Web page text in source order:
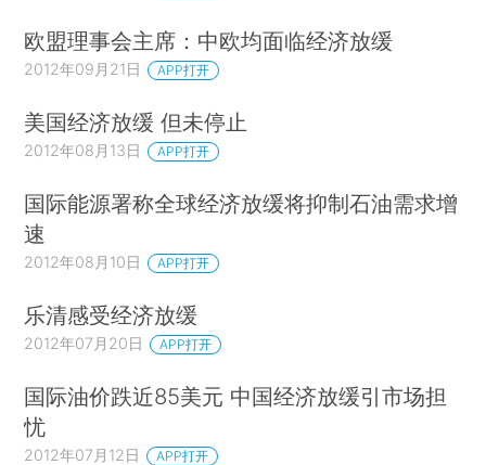
欧盟理事会主席：中欧均面临经济放缓
2012年09月21日 APP打开
美国经济放缓 但未停止
2012年08月13日 APP打开
国际能源署称全球经济放缓将抑制石油需求增
速
2012年08月10日 APP打开
乐清感受经济放缓
2012年07月20日 APP打开
国际油价跌近85美元 中国经济放缓引市场担
忧
2012年07月12日 APP打开